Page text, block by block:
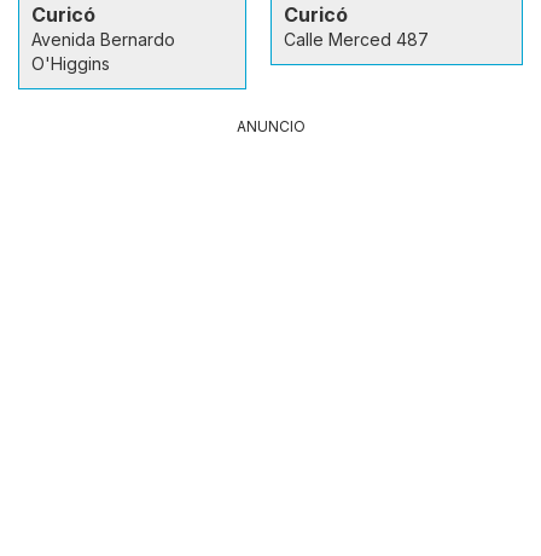
Curicó
Avenida Bernardo
O'Higgins
Curicó
Calle Merced 487
ANUNCIO